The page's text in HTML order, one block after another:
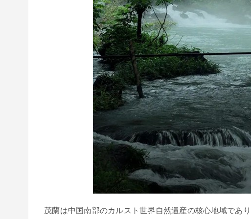
茂蘭は中国南部のカルスト世界自然遺産の核心地域であ